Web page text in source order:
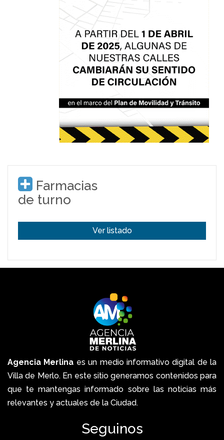
Farmacias
de turno
Ver listado
Agencia Merlina es un medio informativo digital de la
Villa de Merlo. En este sitio generamos contenidos para
que te mantengas informado sobre las noticias más
relevantes y actuales de la Ciudad.
Seguinos